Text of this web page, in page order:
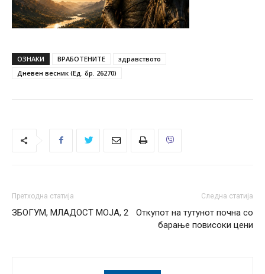
ОЗНАКИ ВРАБОТЕНИТЕ
здравството
Дневен весник (Ед. бр. 26270)
Претходна статија
ЗБОГУМ, МЛАДОСТ МОЈА, 2
Следна статија
Откупот на тутунот почна со
барање повисоки цени